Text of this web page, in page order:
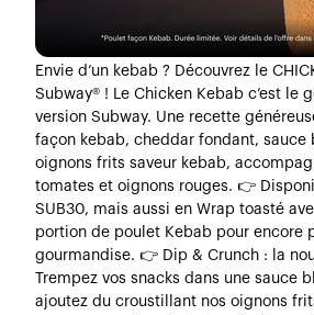
Envie d’un kebab ? Découvrez le
Subway® ! Le Chicken Kebab c’est le
version Subway. Une recette
façon kebab, cheddar fondant, sauce
oignons frits saveur kebab,
tomates et oignons rouges. 👉
SUB30, mais aussi en Wrap toasté
portion de poulet Kebab pour encore
gourmandise. 👉 Dip & Crunch : la
Trempez vos snacks dans une sauce
ajoutez du croustillant nos oignons